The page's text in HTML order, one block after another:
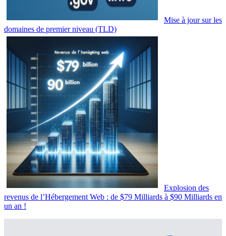
Mise à jour sur les
domaines de premier niveau (TLD)
Explosion des
revenus de l’Hébergement Web : de $79 Milliards à $90 Milliards en
un an !